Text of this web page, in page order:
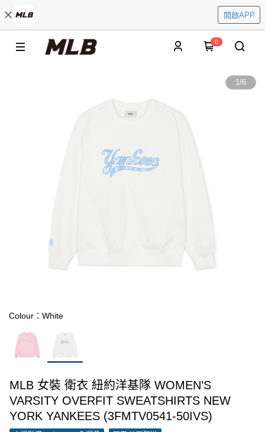
開啟APP
0
1/6
Colour：White
MLB 女裝 衛衣 紐約洋基隊 WOMEN’S
VARSITY OVERFIT SWEATSHIRTS NEW
YORK YANKEES (3FMTV0541-50IVS)